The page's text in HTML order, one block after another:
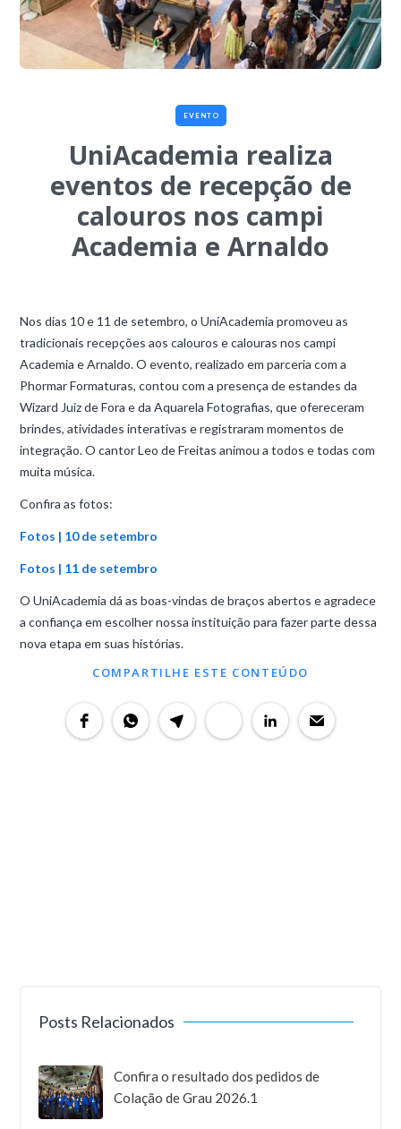
EVENTO
UniAcademia realiza
eventos de recepção de
calouros nos campi
Academia e Arnaldo
Nos dias 10 e 11 de setembro, o UniAcademia promoveu as
tradicionais recepções aos calouros e calouras nos campi
Academia e Arnaldo. O evento, realizado em parceria com a
Phormar Formaturas, contou com a presença de estandes da
Wizard Juiz de Fora e da Aquarela Fotografias, que ofereceram
brindes, atividades interativas e registraram momentos de
integração. O cantor Leo de Freitas animou a todos e todas com
muita música.
Confira as fotos:
Fotos | 10 de setembro
Fotos | 11 de setembro
O UniAcademia dá as boas-vindas de braços abertos e agradece
a confiança em escolher nossa instituição para fazer parte dessa
nova etapa em suas histórias.
COMPARTILHE ESTE CONTEÚDO
Posts Relacionados
Confira o resultado dos pedidos de
Colação de Grau 2026.1